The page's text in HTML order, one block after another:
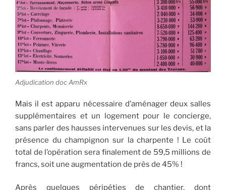
Adjudication doc AmRx
Mais il est apparu nécessaire d’aménager deux salles
supplémentaires et un logement pour le concierge,
sans parler des hausses intervenues sur les devis, et la
présence du champignon sur la charpente ! Le coût
total de l’opération sera finalement de 59,5 millions de
francs, soit une augmentation de près de 45% !
Après quelques péripéties de chantier, dont